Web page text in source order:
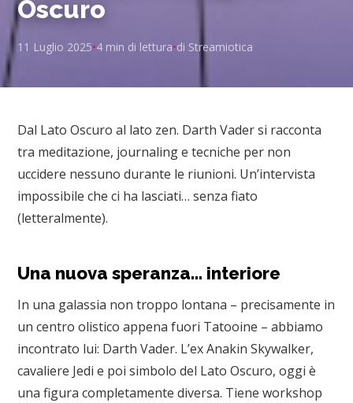
Oscuro
11 Luglio 2025•4 min di lettura•di Streamiotica
Dal Lato Oscuro al lato zen. Darth Vader si racconta
tra meditazione, journaling e tecniche per non
uccidere nessuno durante le riunioni. Un’intervista
impossibile che ci ha lasciati… senza fiato
(letteralmente).
Una nuova speranza… interiore
In una galassia non troppo lontana – precisamente in
un centro olistico appena fuori Tatooine – abbiamo
incontrato lui: Darth Vader. L’ex Anakin Skywalker,
cavaliere Jedi e poi simbolo del Lato Oscuro, oggi è
una figura completamente diversa. Tiene workshop